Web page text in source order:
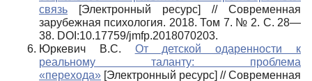
связь [Электронный ресурс] // Современная
зарубежная психология. 2018. Том 7. № 2. С. 28—
38. DOI:10.17759/jmfp.2018070203.
Юркевич В.С. От детской одаренности к
реальному таланту: проблема
«перехода» [Электронный ресурс] // Современная